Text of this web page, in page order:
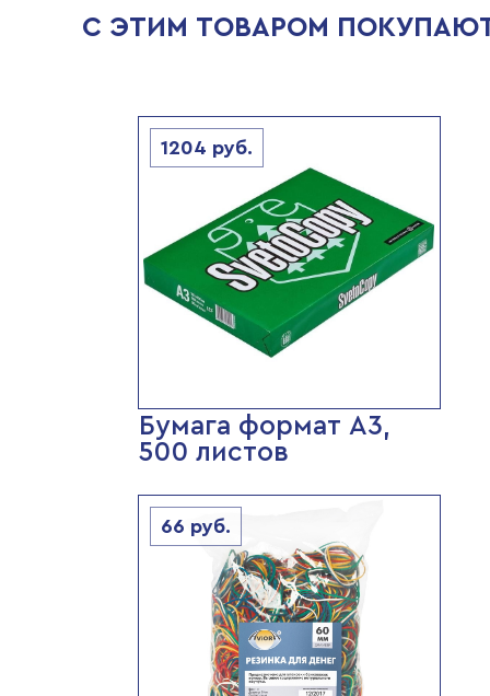
С ЭТИМ ТОВАРОМ
1204 руб.
Бумага формат А3,
500 листов
66 руб.